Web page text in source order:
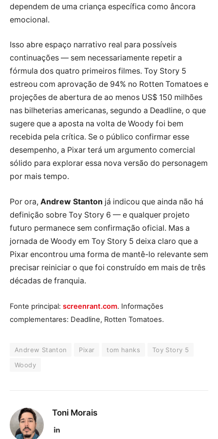
dependem de uma criança específica como âncora
emocional.
Isso abre espaço narrativo real para possíveis
continuações — sem necessariamente repetir a
fórmula dos quatro primeiros filmes. Toy Story 5
estreou com aprovação de 94% no Rotten Tomatoes e
projeções de abertura de ao menos US$ 150 milhões
nas bilheterias americanas, segundo a Deadline, o que
sugere que a aposta na volta de Woody foi bem
recebida pela crítica. Se o público confirmar esse
desempenho, a Pixar terá um argumento comercial
sólido para explorar essa nova versão do personagem
por mais tempo.
Por ora, Andrew Stanton já indicou que ainda não há
definição sobre Toy Story 6 — e qualquer projeto
futuro permanece sem confirmação oficial. Mas a
jornada de Woody em Toy Story 5 deixa claro que a
Pixar encontrou uma forma de mantê-lo relevante sem
precisar reiniciar o que foi construído em mais de três
décadas de franquia.
Fonte principal: screenrant.com. Informações
complementares: Deadline, Rotten Tomatoes.
Andrew Stanton Pixar tom hanks
Toy Story 5
Woody
Toni Morais
LinkedIn